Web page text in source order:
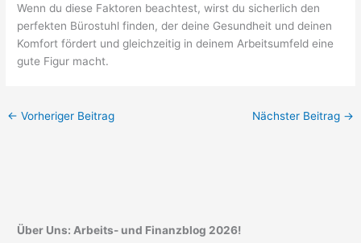
Wenn du diese Faktoren beachtest, wirst du sicherlich den
perfekten Bürostuhl finden, der deine Gesundheit und deinen
Komfort fördert und gleichzeitig in deinem Arbeitsumfeld eine
gute Figur macht.
← Vorheriger Beitrag Nächster Beitrag →
Über Uns: Arbeits- und Finanzblog 2026!